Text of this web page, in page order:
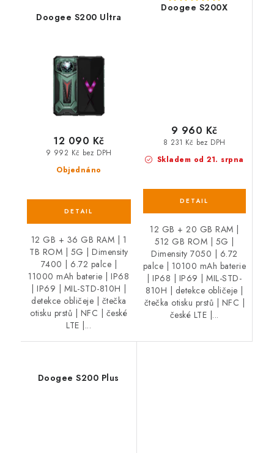
Doogee S200 Ultra
Objednáno
9 992 Kč bez DPH
12 090 Kč
12 GB + 36 GB RAM | 1
TB ROM | 5G | Dimensity
7400 | 6.72 palce |
11000 mAh baterie | IP68
| IP69 | MIL-STD-810H |
detekce obličeje | čtečka
otisku prstů | NFC | české
LTE |...
Doogee S200X
Skladem od 21. srpna
8 231 Kč bez DPH
9 960 Kč
12 GB + 20 GB RAM |
512 GB ROM | 5G |
Dimensity 7050 | 6.72
palce | 10100 mAh baterie
| IP68 | IP69 | MIL-STD-
810H | detekce obličeje |
čtečka otisku prstů | NFC |
české LTE |...
Doogee S200 Plus